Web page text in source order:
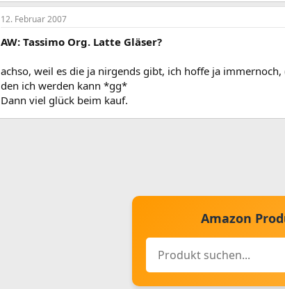
12. Februar 2007
AW: Tassimo Org. Latte Gläser?
achso, weil es die ja nirgends gibt, ich hoffe ja
den ich werden kann *gg*
Dann viel glück beim kauf.
Amazon